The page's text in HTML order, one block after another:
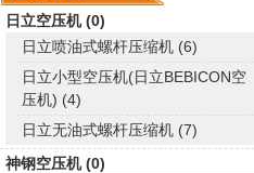
日立空压机 (0)
日立喷油式螺杆压缩机 (6)
日立小型空压机(日立BEBICON空
压机) (4)
日立无油式螺杆压缩机 (7)
神钢空压机 (0)